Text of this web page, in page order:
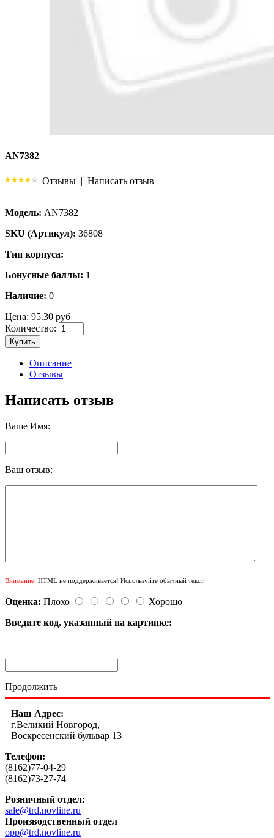
AN7382
Отзывы | Написать отзыв
Модель: AN7382
SKU (Артикул): 36808
Тип корпуса:
Бонусные баллы: 1
Наличие: 0
Цена: 95.30 руб
Количество:
Купить
Описание
Отзывы
Написать отзыв
Ваше Имя:
Ваш отзыв:
Внимание: HTML не поддерживается! Используйте обычный текст.
Оценка: Плохо
Хорошо
Введите код, указанный на картинке:
Продолжить
Наш Адрес:
г.Великий Новгород,
Воскресенский бульвар 13
Телефон:
(8162)77-04-29
(8162)73-27-74
Розничный отдел:
sale@trd.novline.ru
Производственный отдел
opp@trd.novline.ru